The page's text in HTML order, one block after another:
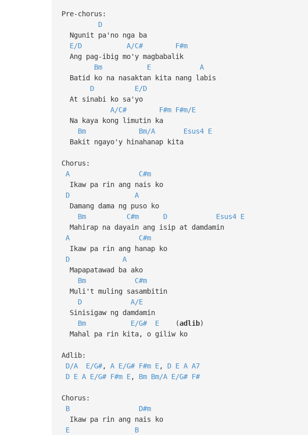
Pre-chorus:
D
Ngunit pa'no nga ba
E/D
A/C#
F#m
Ang pag-ibig mo'y magbabalik
Bm
E
A
Batid ko na nasaktan kita nang labis
D
E/D
At sinabi ko sa'yo
A/C#
F#m F#m/E
Na kaya kong limutin ka
Bm
Bm/A Esus4 E
Bakit ngayo'y hinahanap kita
Chorus:
A
C#m
Ikaw pa rin ang nais ko
D
A
Damang dama ng puso ko
Bm
C#m D Esus4 E
Mahirap na dayain ang isip at damdamin
A
C#m
Ikaw pa rin ang hanap ko
D
A
Mapapatawad ba ako
Bm
C#m
Muli't muling sasambitin
D
A/E
Sinisigaw ng damdamin
Bm
E/G# E(adlib)
Mahal pa rin kita, o giliw ko
Adlib:
D/A
E/G#, A E/G# F#m E, D E A A7
D E A E/G# F#m E, Bm Bm/A E/G# F#
Chorus:
B
D#m
Ikaw pa rin ang nais ko
E
B